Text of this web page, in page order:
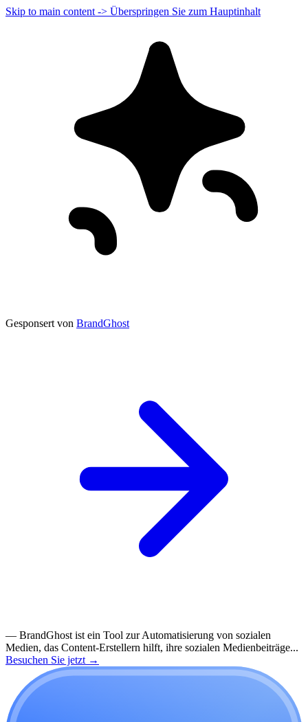
Skip to main content -> Überspringen Sie zum Hauptinhalt
Gesponsert von BrandGhost
— BrandGhost ist ein Tool zur Automatisierung von sozialen
Medien, das Content-Erstellern hilft, ihre sozialen Medienbeiträge...
Besuchen Sie jetzt →